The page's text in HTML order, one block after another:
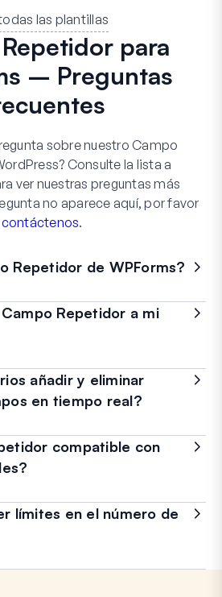
las plantillas
para
– Preguntas
sobre nuestro Campo
Consulte la lista a
ver nuestras preguntas más
no aparece aquí, por favor
contáctenos.
Repetidor de WPForms?
Repetidor a mi
añadir y eliminar
en tiempo real?
compatible con
límites en el número de